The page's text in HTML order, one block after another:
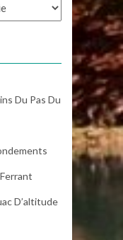
Du Pas Du
D’altitude